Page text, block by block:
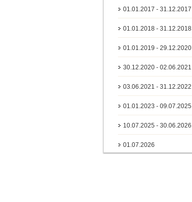
01.01.2017 - 31.12.2017
01.01.2018 - 31.12.2018
01.01.2019 - 29.12.2020
30.12.2020 - 02.06.2021
03.06.2021 - 31.12.2022
01.01.2023 - 09.07.2025
10.07.2025 - 30.06.2026
01.07.2026